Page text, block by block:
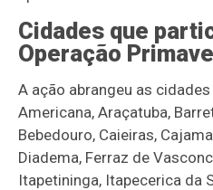
Cidades que
Operação
A ação abrangeu as
Americana, Araçatuba,
Bebedouro, Caieiras,
Diadema, Ferraz de
Itapetininga, Itapecerica da